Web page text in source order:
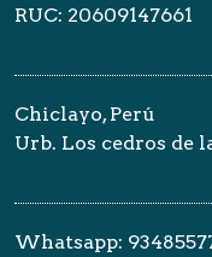
RUC: 20609147661
Chiclayo, Perú
Urb. Los cedros de
Whatsapp: